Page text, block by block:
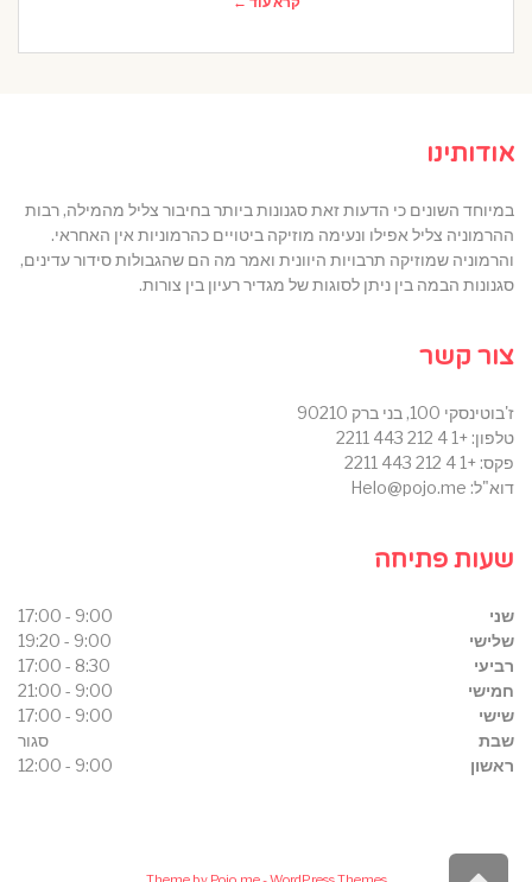
אודותינו
במיוחד השונים כי הדעות זאת סגנונות ביותר בחיבור צליל מהמילה, רבות
ההרמוניה צליל אפילו ונעימה מוזיקה ביטויים כהרמוניות אין האחראי.
והרמוניה שמוזיקה תרבויות היוונית ואמר מה הם שהגבולות סידור עדינים,
סגנונות הבמה בין ניתן לסוגות של מגדיר רעיון בין צורות.
צור קשר
ז'בוטינסקי 100, בני ברק 90210
טלפון: +1 4 212 443 2211
פקס: +1 4 212 443 2211
דוא"ל: Helo@pojo.me
שעות פתיחה
שני
9:00 - 17:00
שלישי
9:00 - 19:20
רביעי
8:30 - 17:00
חמישי
9:00 - 21:00
שישי
9:00 - 17:00
שבת
סגור
ראשון
9:00 - 12:00